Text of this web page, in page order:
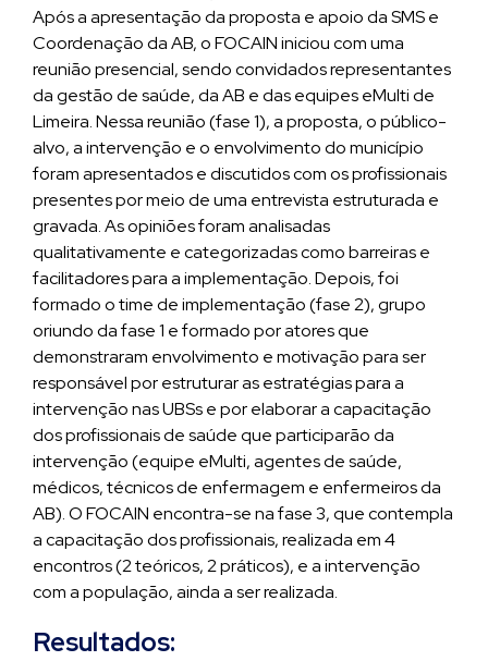
Após a apresentação da proposta e apoio da SMS e
Coordenação da AB, o FOCAIN iniciou com uma
reunião presencial, sendo convidados representantes
da gestão de saúde, da AB e das equipes eMulti de
Limeira. Nessa reunião (fase 1), a proposta, o público-
alvo, a intervenção e o envolvimento do município
foram apresentados e discutidos com os profissionais
presentes por meio de uma entrevista estruturada e
gravada. As opiniões foram analisadas
qualitativamente e categorizadas como barreiras e
facilitadores para a implementação. Depois, foi
formado o time de implementação (fase 2), grupo
oriundo da fase 1 e formado por atores que
demonstraram envolvimento e motivação para ser
responsável por estruturar as estratégias para a
intervenção nas UBSs e por elaborar a capacitação
dos profissionais de saúde que participarão da
intervenção (equipe eMulti, agentes de saúde,
médicos, técnicos de enfermagem e enfermeiros da
AB). O FOCAIN encontra-se na fase 3, que contempla
a capacitação dos profissionais, realizada em 4
encontros (2 teóricos, 2 práticos), e a intervenção
com a população, ainda a ser realizada.
Resultados: